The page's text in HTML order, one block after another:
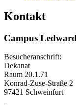
Kontakt
Campus Ledward
Besucheranschrift:
Dekanat
Raum 20.1.71
Konrad-Zuse-Straße 2
97421 Schweinfurt